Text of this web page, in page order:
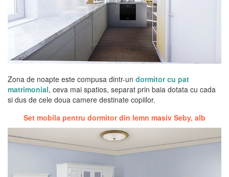
Zona de noapte este compusa dintr-un dormitor cu pat
matrimonial, ceva mai spatios, separat prin baia dotata cu cada
si dus de cele doua camere destinate copiilor.
Set mobila pentru dormitor din lemn masiv Seby, alb